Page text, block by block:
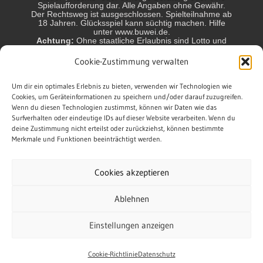
Cookie-Zustimmung verwalten
Um dir ein optimales Erlebnis zu bieten, verwenden wir Technologien wie
Cookies, um Geräteinformationen zu speichern und/oder darauf zuzugreifen.
Wenn du diesen Technologien zustimmst, können wir Daten wie das
Surfverhalten oder eindeutige IDs auf dieser Website verarbeiten. Wenn du
deine Zustimmung nicht erteilst oder zurückziehst, können bestimmte
Merkmale und Funktionen beeinträchtigt werden.
Cookies akzeptieren
Ablehnen
Einstellungen anzeigen
Cookie-RichtlinieDatenschutz
Spielaufforderung dar. Alle Angaben ohne Gewähr.
Der Rechtsweg ist ausgeschlossen. Spielteilnahme ab
18 Jahren. Glücksspiel kann süchtig machen. Hilfe
unter www.buwei.de.
Achtung: Ohne staatliche Erlaubnis sind Lotto und
Ländern nicht erlaubt und können strafbar sein! Jeder
Spieler handelt in eigener Verantwortung. Wir sind
Die Gewinnchancen sind variabel. Chance auf
Höchstgewinn ca.: Lotto 6aus49 1:140 Mio.,
EuroMillions 1:140 Mio., EuroJackpot 1:140 Mio.,
GlücksSpirale 1:10 Mio., Keno 1:2,1 Mio., Spiel 77
1:10Mio., Super 6 1:1 Mio., Powerball 1:292 Mio.,
BinGO! 1:1,3 Mio.
nichts.)